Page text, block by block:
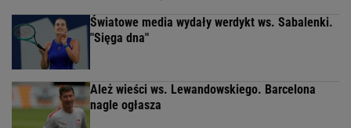
Światowe media wydały werdykt ws. Sabalenki.
"Sięga dna"
Ależ wieści ws. Lewandowskiego. Barcelona
nagle ogłasza